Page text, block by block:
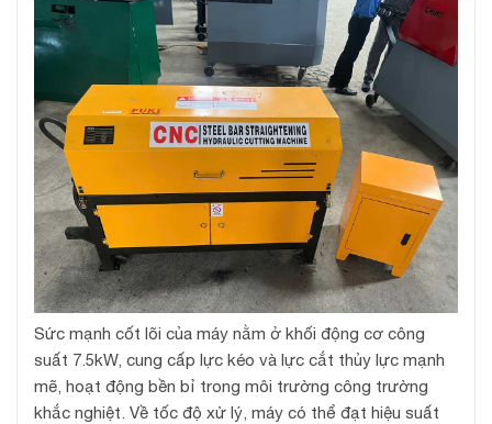
Sức mạnh cốt lõi của máy nằm ở khối động cơ công
suất 7.5kW, cung cấp lực kéo và lực cắt thủy lực mạnh
mẽ, hoạt động bền bỉ trong môi trường công trường
khắc nghiệt. Về tốc độ xử lý, máy có thể đạt hiệu suất